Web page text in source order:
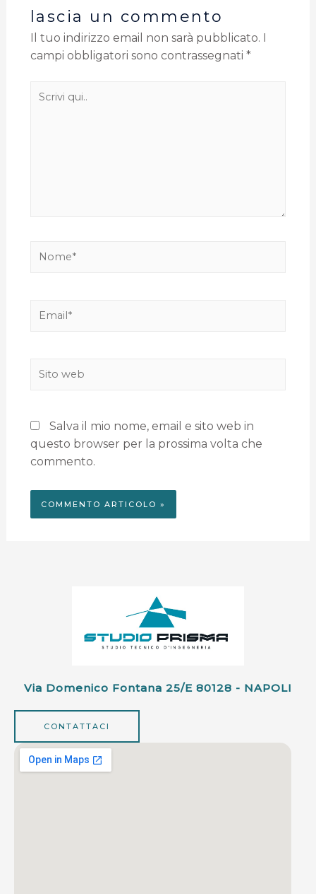
lascia un commento
Il tuo indirizzo email non sarà pubblicato.
campi obbligatori sono contrassegnati *
Salva il mio nome, email e sito web in
questo browser per la prossima volta che
commento.
Via Domenico Fontana 25/e 80128 - NAPOLI
CONTATTACI